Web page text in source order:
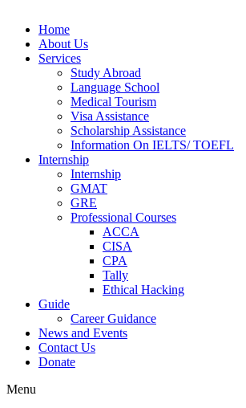
Home
About Us
Services
Study Abroad
Language School
Medical Tourism
Visa Assistance
Scholarship Assistance
Information On IELTS/ TOEFL
Internship
Internship
GMAT
GRE
Professional Courses
ACCA
CISA
CPA
Tally
Ethical Hacking
Guide
Career Guidance
News and Events
Contact Us
Donate
Menu